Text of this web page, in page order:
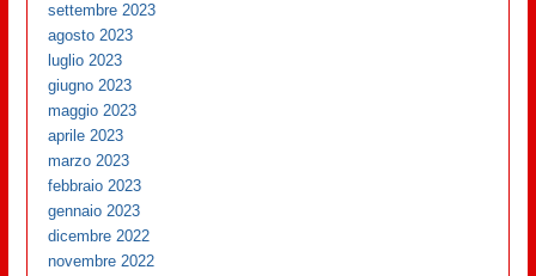
settembre 2023
agosto 2023
luglio 2023
giugno 2023
maggio 2023
aprile 2023
marzo 2023
febbraio 2023
gennaio 2023
dicembre 2022
novembre 2022